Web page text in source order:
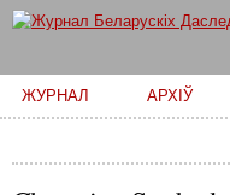
Main menu
ЖУРНАЛ АРХІЎ